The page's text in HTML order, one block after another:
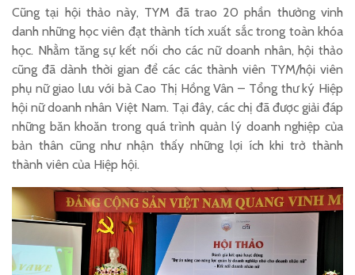
Cũng tại hội thảo này, TYM đã trao 20 phần thưởng vinh
danh những học viên đạt thành tích xuất sắc trong toàn khóa
học. Nhằm tăng sự kết nối cho các nữ doanh nhân, hội thảo
cũng đã dành thời gian để các các thành viên TYM/hội viên
phụ nữ giao lưu với bà Cao Thị Hồng Vân – Tổng thư ký Hiệp
hội nữ doanh nhân Việt Nam. Tại đây, các chị đã được giải đáp
những băn khoăn trong quá trình quản lý doanh nghiệp của
bản thân cũng như nhận thấy những lợi ích khi trở thành
thành viên của Hiệp hội.